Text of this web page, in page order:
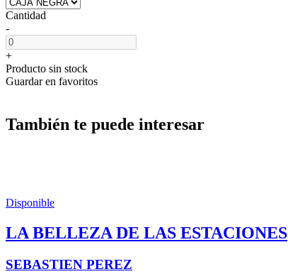
Cantidad
-
+
Producto sin stock
Guardar en favoritos
También te puede interesar
Disponible
LA BELLEZA DE LAS ESTACIONES
SEBASTIEN PEREZ